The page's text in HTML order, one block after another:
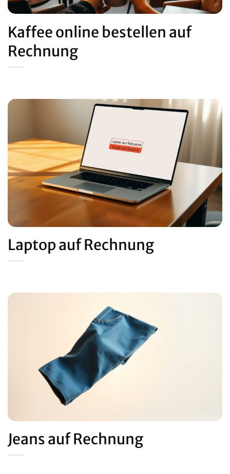
Kaffee online bestellen auf
Rechnung
Laptop auf Rechnung
Jeans auf Rechnung